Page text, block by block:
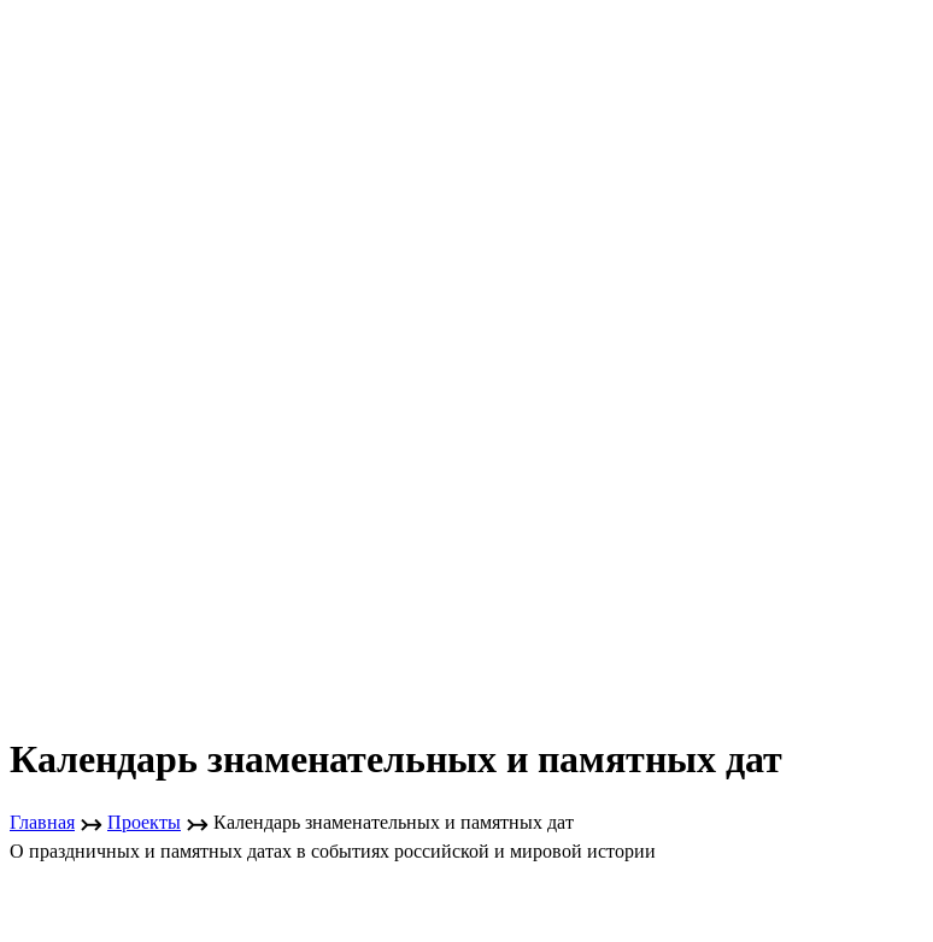
Календарь знаменательных и памятных дат
Главная ↣ Проекты ↣ Календарь знаменательных и памятных дат
О праздничных и памятных датах в событиях российской и мировой истории